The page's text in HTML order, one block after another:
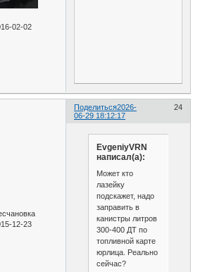
02-02
Поделиться 24
2026-
06-29 18:12:17
12-23
EvgeniyVRN
написал(а):
Может кто
лазейку
подскажет, надо
заправить в
канистры литров
300-400 ДТ по
топливной карте
юрлица. Реально
сейчас?